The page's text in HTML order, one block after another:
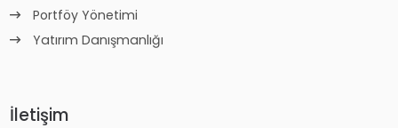
Portföy Yönetimi
Yatırım Danışmanlığı
İletişim